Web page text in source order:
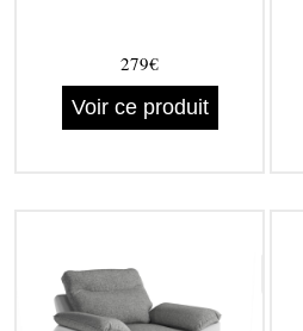
279€
Voir ce produit